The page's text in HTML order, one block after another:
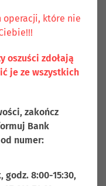
Offeres Rate)
bank na rynku
średnia
uczestników
WIBOR jest
Referencyjnych
którym jest GPW
operacji, które nie
oszuści zdołają
je ze wszystkich
zakończ
Bank
numer:
godz. 8:00-15:30,